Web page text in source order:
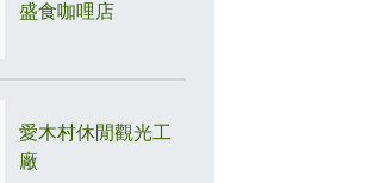
盛食咖哩店
愛木村休閒觀光工
廠